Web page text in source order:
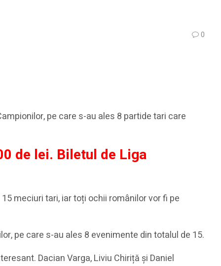
0
pe care s-au ales 8 partide tari care
de lei. Biletul de Liga
meciuri tari, iar toți ochii românilor vor fi pe
pe care s-au ales 8 evenimente din totalul de 15.
Dacian Varga, Liviu Chiriță și Daniel